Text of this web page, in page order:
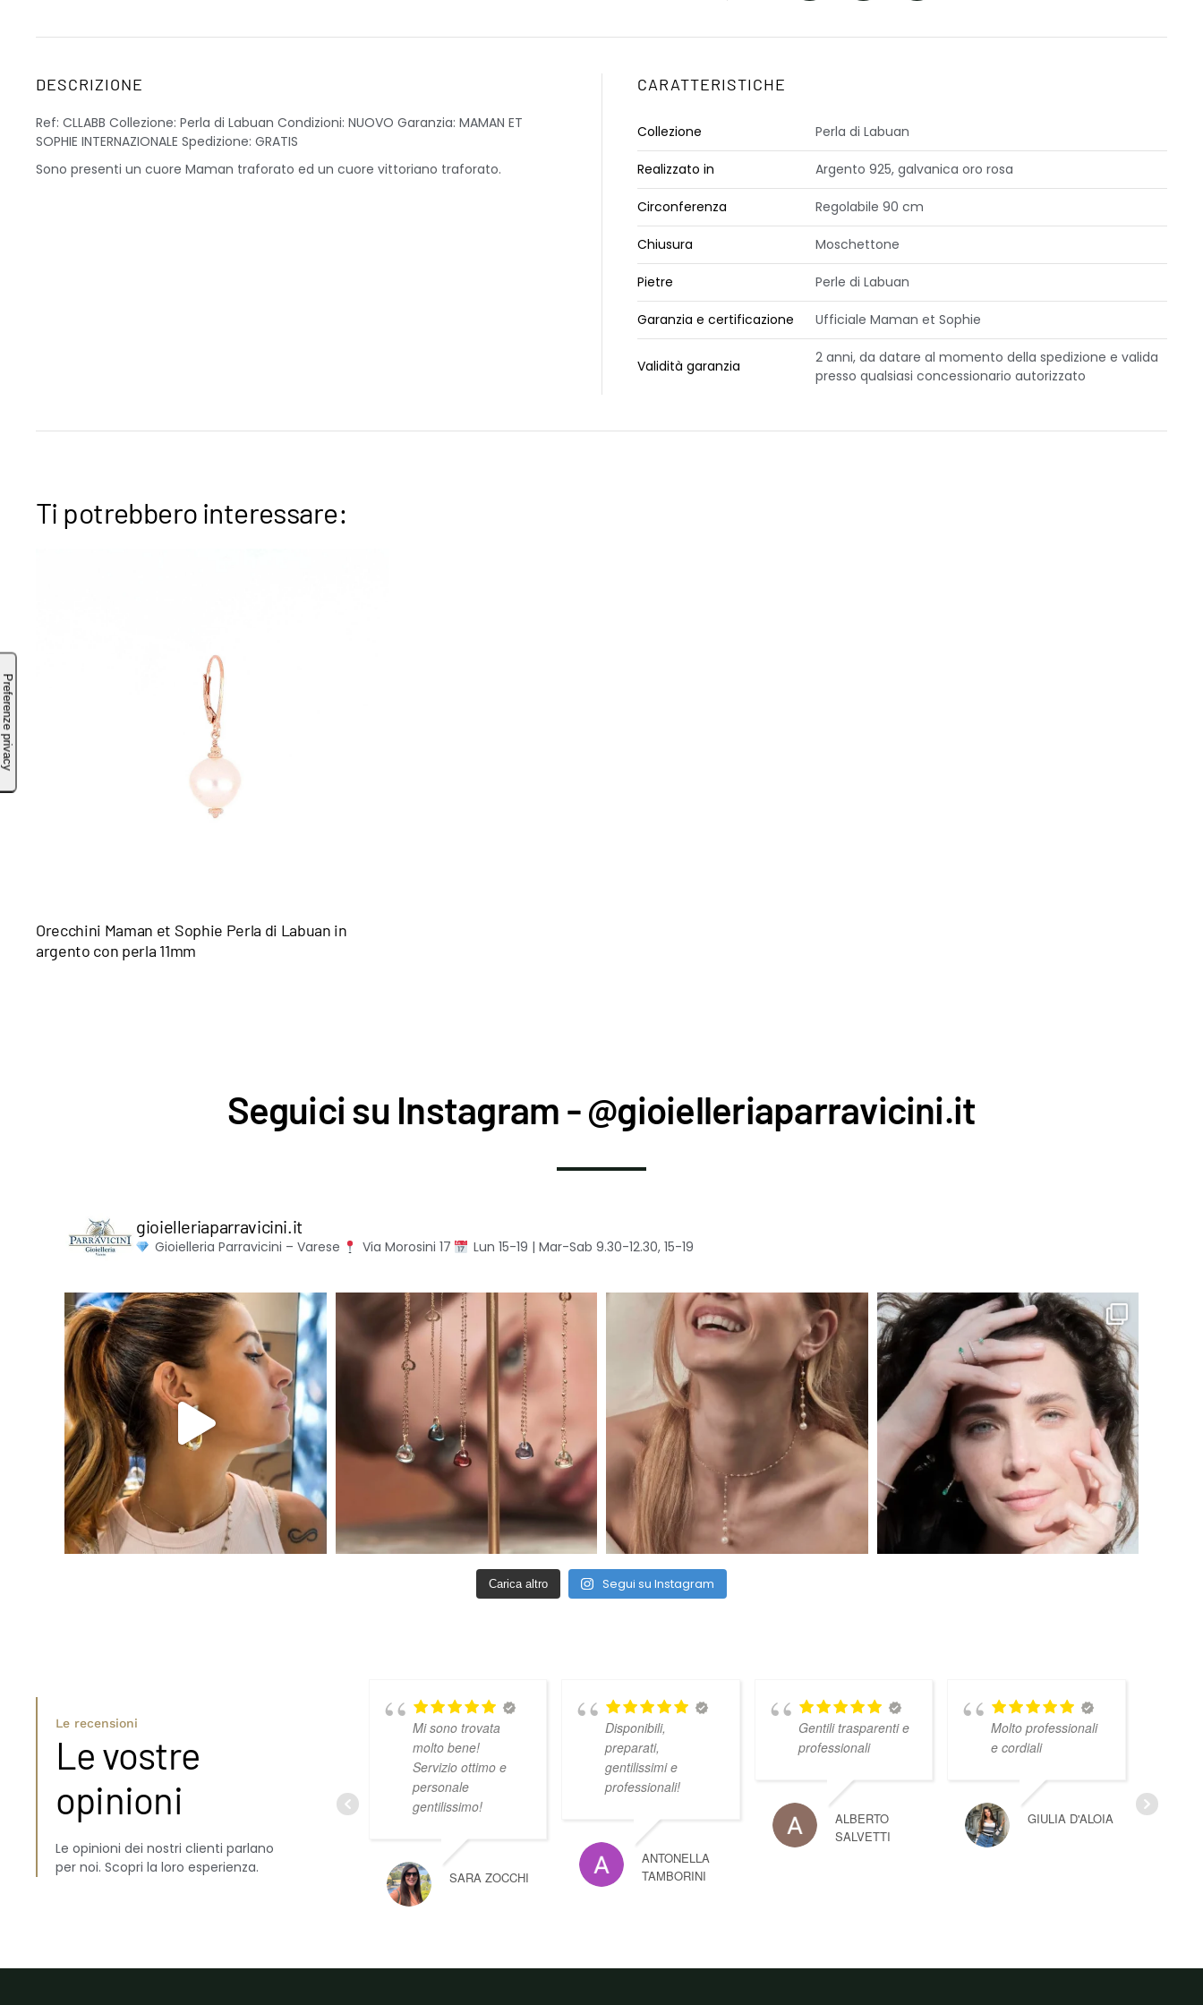
DESCRIZIONE
Ref: CLLABB Collezione: Perla di Labuan Condizioni: NUOVO Garanzia: MAMAN ET
SOPHIE INTERNAZIONALE Spedizione: GRATIS
Sono presenti un cuore Maman traforato ed un cuore vittoriano traforato.
CARATTERISTICHE
Collezione Perla di Labuan
Realizzato in Argento 925, galvanica oro rosa
Circonferenza Regolabile 90 cm
Chiusura Moschettone
Pietre Perle di Labuan
Garanzia e certificazione Ufficiale Maman et Sophie
Validità garanzia
2 anni, da datare al momento della spedizione e valida
presso qualsiasi concessionario autorizzato
Ti potrebbero interessare:
Orecchini Maman et Sophie Perla di Labuan in
argento con perla 11mm
Seguici su Instagram - @gioielleriaparravicini.it
gioielleriaparravicini.it
Gioielleria Parravicini – Varese Via Morosini 17 Lun 15-19 | Mar-Sab 9.30-12.30, 15-19
Carica altro Segui su Instagram
Le recensioni
Le vostre
opinioni
Le opinioni dei nostri clienti parlano
per noi. Scopri la loro esperienza.
Mi sono trovata
molto bene!
Servizio ottimo e
personale
gentilissimo!
SARA ZOCCHI
Disponibili,
preparati,
gentilissimi e
professionali!
ANTONELLA
TAMBORINI
Gentili trasparenti e
professionali
ALBERTO
SALVETTI
Molto professionali
e cordiali
GIULIA D'ALOIA